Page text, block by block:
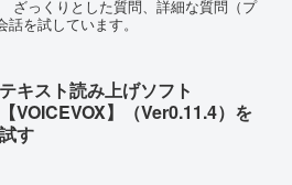
ざっくりとした質問、詳細な質問（プ
を試しています。
テキスト読み上げソフト
【VOICEVOX】（Ver0.11.4）を
試す